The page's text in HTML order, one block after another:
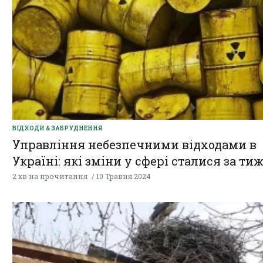
ВІДХОДИ & ЗАБРУДНЕННЯ
Управління небезпечними відходами в
Україні: які зміни у сфері сталися за
2 хв на прочитання 10 Травня 2024